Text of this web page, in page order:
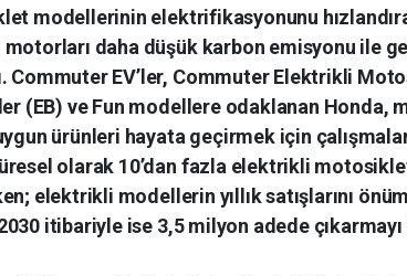
modellerinin elektrifikasyonunu
motorları daha düşük karbon emisyonu ile
Commuter EV’ler, Commuter Elektrikli
(EB) ve Fun modellere odaklanan Honda,
ürünleri hayata geçirmek için
olarak 10’dan fazla elektrikli
elektrikli modellerin yıllık satışlarını
itibariyle ise 3,5 milyon adede